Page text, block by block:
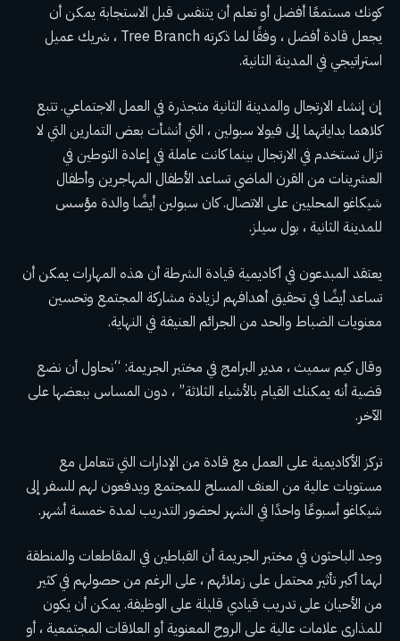
كونك مستمعًا أفضل أو تعلم أن يتنفس قبل الاستجابة يمكن أن
يجعل قادة أفضل ، وفقًا لما ذكرته Tree Branch ، شريك عميل
استراتيجي في المدينة الثانية.
إن إنشاء الارتجال والمدينة الثانية متجذرة في العمل الاجتماعي. تتبع
كلاهما بداياتهما إلى فيولا سبولين ، التي أنشأت بعض التمارين التي لا
تزال تستخدم في الارتجال بينما كانت عاملة في إعادة التوطين في
العشرينات من القرن الماضي تساعد الأطفال المهاجرين وأطفال
شيكاغو المحليين على الاتصال. كان سبولين أيضًا والدة مؤسس
للمدينة الثانية ، بول سيلز.
يعتقد المبدعون في أكاديمية قيادة الشرطة أن هذه المهارات يمكن أن
تساعد أيضًا في تحقيق أهدافهم لزيادة مشاركة المجتمع وتحسين
معنويات الضباط والحد من الجرائم العنيفة في النهاية.
وقال كيم سميث ، مدير البرامج في مختبر الجريمة: “نحاول أن نضع
قضية أنه يمكنك القيام بالأشياء الثلاثة” ، دون المساس ببعضها على
الآخر.
تركز الأكاديمية على العمل مع قادة من الإدارات التي تتعامل مع
مستويات عالية من العنف المسلح للمجتمع ويدفعون لهم للسفر إلى
شيكاغو أسبوعًا واحدًا في الشهر لحضور التدريب لمدة خمسة أشهر.
وجد الباحثون في مختبر الجريمة أن القباطين في المقاطعات والمنطقة
لهما أكبر تأثير محتمل على زملائهم ، على الرغم من حصولهم في كثير
من الأحيان على تدريب قيادي قليلة على الوظيفة. يمكن أن يكون
للمذارى علامات عالية على الروح المعنوية أو العلاقات المجتمعية ، أو